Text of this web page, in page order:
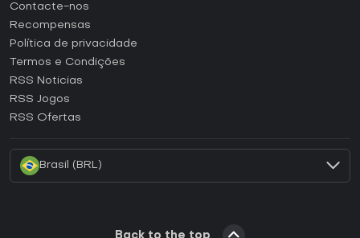
Como ativar uma CD Key Steam?
Como ativar uma CD Key Epic Games?
Como ativar uma CD Key GOG?
Como ativar uma CD Key Ubisoft Connect?
Contacte-nos
Recompensas
Política de privacidade
Termos e Condições
RSS Noticias
RSS Jogos
RSS Ofertas
Brasil (BRL)